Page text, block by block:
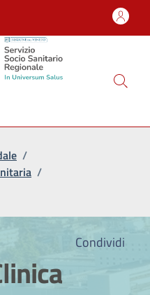
/
/
Condividi